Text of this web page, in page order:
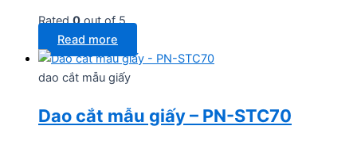
Rated0out of 5
Read more
dao cắt mẫu giấy
Dao cắt mẫu giấy – PN-STC70